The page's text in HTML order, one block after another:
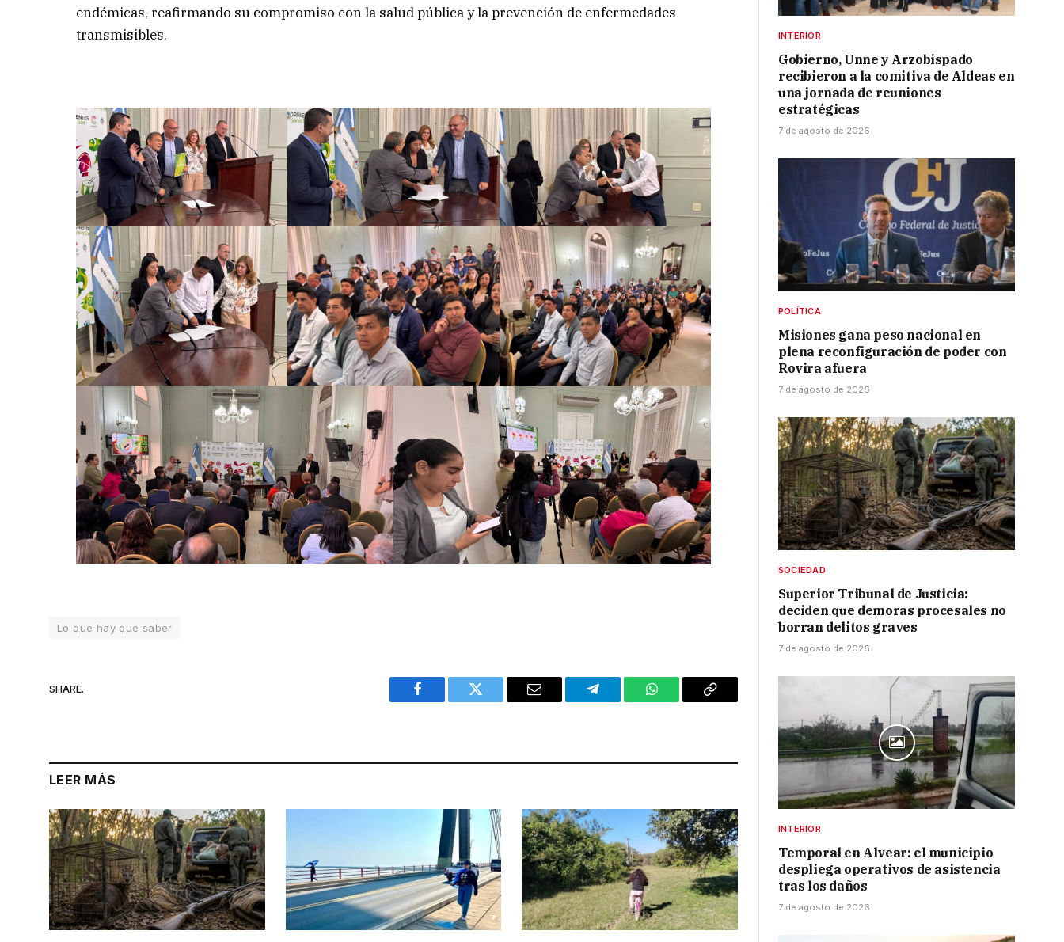
endémicas, reafirmando su compromiso con la salud pública y la prevención de enfermedades
transmisibles.
Lo que hay que saber
SHARE.
Facebook Twitter Email Telegram WhatsAppCopy
LEER MÁS
INTERIOR
Gobierno, Unne y Arzobispado
recibieron a la comitiva de Aldeas en
una jornada de reuniones
estratégicas
7 de agosto de 2026
POLÍTICA
Misiones gana peso nacional en
plena reconfiguración de poder con
Rovira afuera
7 de agosto de 2026
SOCIEDAD
Superior Tribunal de Justicia:
deciden que demoras procesales no
borran delitos graves
7 de agosto de 2026
INTERIOR
Temporal en Alvear: el municipio
despliega operativos de asistencia
tras los daños
7 de agosto de 2026